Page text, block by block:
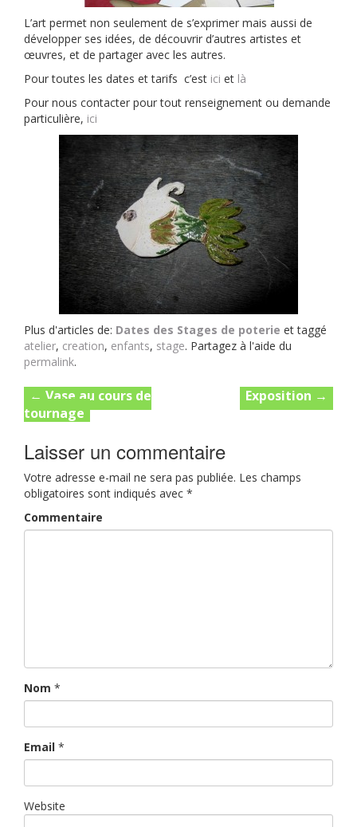
L’art permet non seulement de s’exprimer mais aussi de
développer ses idées, de découvrir d’autres artistes et
œuvres, et de partager avec les autres.
Pour toutes les dates et tarifs c’est ici et là
Pour nous contacter pour tout renseignement ou demande
particulière, ici
Plus d'articles de: Dates des Stages de poterie et taggé
atelier, creation, enfants, stage. Partagez à l'aide du
permalink.
Post
navigation
← Vase au cours de
tournage
Exposition →
Laisser un commentaire
Votre adresse e-mail ne sera pas publiée. Les champs
obligatoires sont indiqués avec *
Commentaire
Nom *
Email *
Website